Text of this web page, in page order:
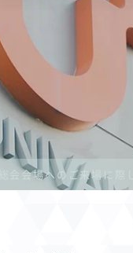
総会会場へのご来場に際